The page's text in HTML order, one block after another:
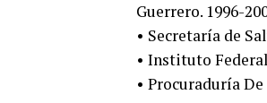
Guerrero. 1996-
• Secretaría de
• Instituto
• Procuraduría